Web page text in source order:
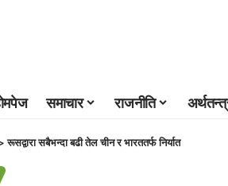
समाचार राजनीति
रूसद्वारा सबैभन्दा बढी तेल चीन र भारततर्फ निर्यात